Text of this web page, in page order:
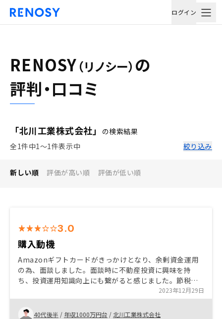
ログイン
RENOSY （リノシー） の
評判・口コミ
「北川工業株式会社」
の検索結果
全1件中1〜1件表示中
絞り込み
新しい順 評価が高い順 評価が低い順
3.0
購入動機
Amazonギフトカードがきっかけとなり、余剰資金運用
の為、面談しました。面談時に不動産投資に興味を持
ち、投資運用知識向上にも繋がると感じました。節税対
策に対しても、自身の税率が増えた事から、何かしら対
策したい意向もあった為、最終的に購入を決断しまし
た。
2023年12月29日
40代後半 / 年収1000万円台 / 北川工業株式会社